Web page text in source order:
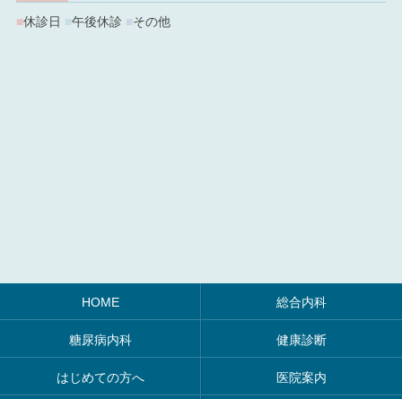
■休診日 ■午後休診 その他
HOME 総合内科
糖尿病内科 健康診断
はじめての方へ 医院案内